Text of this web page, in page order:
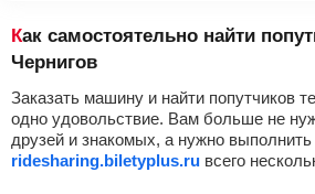
Как самостоятельно найти попутку Москва →
Чернигов
Заказать машину и найти попутчиков
одно удовольствие. Вам больше не
друзей и знакомых, а нужно выполнить
ridesharing.biletyplus.ru всего